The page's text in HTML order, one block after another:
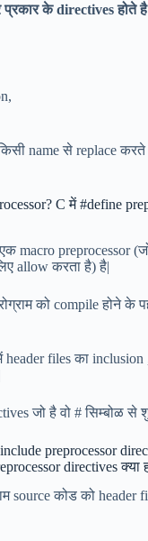
के directives होते
name से replace
C में #define
macro preprocessor
allow करता है) है|
को compile होने के
files का inclusion
जो है वो # सिम्बोळ से
preprocessor
directives क्या
source कोड को header